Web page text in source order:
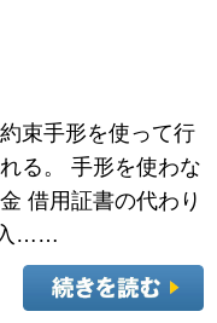
束手形を使って行
る。 手形を使わな
借用証書の代わり
入……